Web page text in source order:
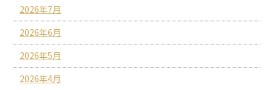
2026年7月
2026年6月
2026年5月
2026年4月